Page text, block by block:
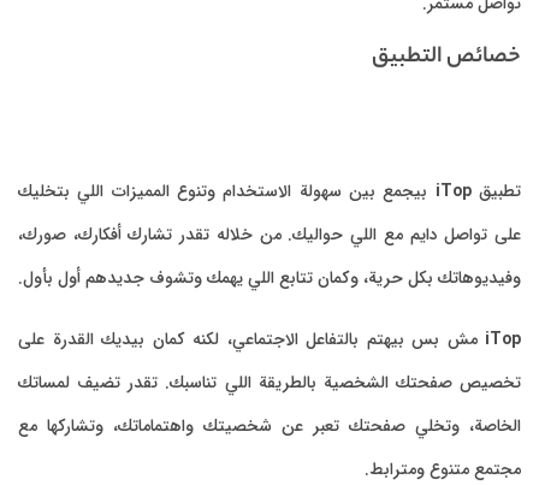
خصائص التطبيق
تطبيقiTop بيجمع بين سهولة الاستخدام وتنوع المميزات اللي بتخليك
على تواصل دايم مع اللي حواليك. من خلاله تقدر تشارك أفكارك، صورك،
وفيديوهاتك بكل حرية، وكمان تتابع اللي يهمك وتشوف جديدهم أول بأول.
iTop مش بس بيهتم بالتفاعل الاجتماعي، لكنه كمان بيديك القدرة على
تخصيص صفحتك الشخصية بالطريقة اللي تناسبك. تقدر تضيف لمساتك
الخاصة، وتخلي صفحتك تعبر عن شخصيتك واهتماماتك، وتشاركها مع
مجتمع متنوع ومترابط.